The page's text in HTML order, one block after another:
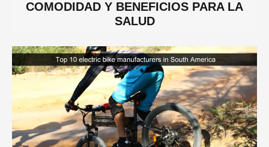
COMODIDAD Y BENEFICIOS PARA LA
SALUD